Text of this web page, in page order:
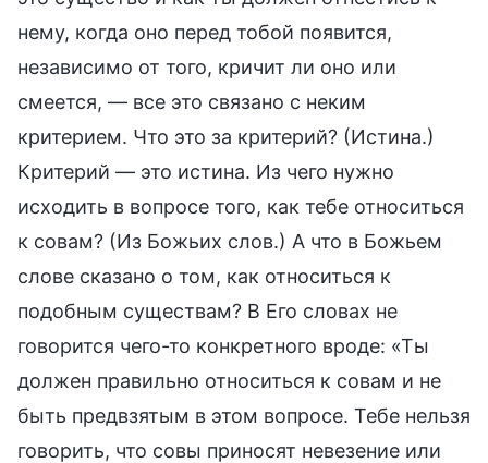
нему, когда оно перед тобой появится,
независимо от того, кричит ли оно или
смеется, — все это связано с неким
критерием. Что это за критерий? (Истина.)
Критерий — это истина. Из чего нужно
исходить в вопросе того, как тебе относиться
к совам? (Из Божьих слов.) А что в Божьем
слове сказано о том, как относиться к
подобным существам? В Его словах не
говорится чего-то конкретного вроде: «Ты
должен правильно относиться к совам и не
быть предвзятым в этом вопросе. Тебе нельзя
говорить, что совы приносят невезение или